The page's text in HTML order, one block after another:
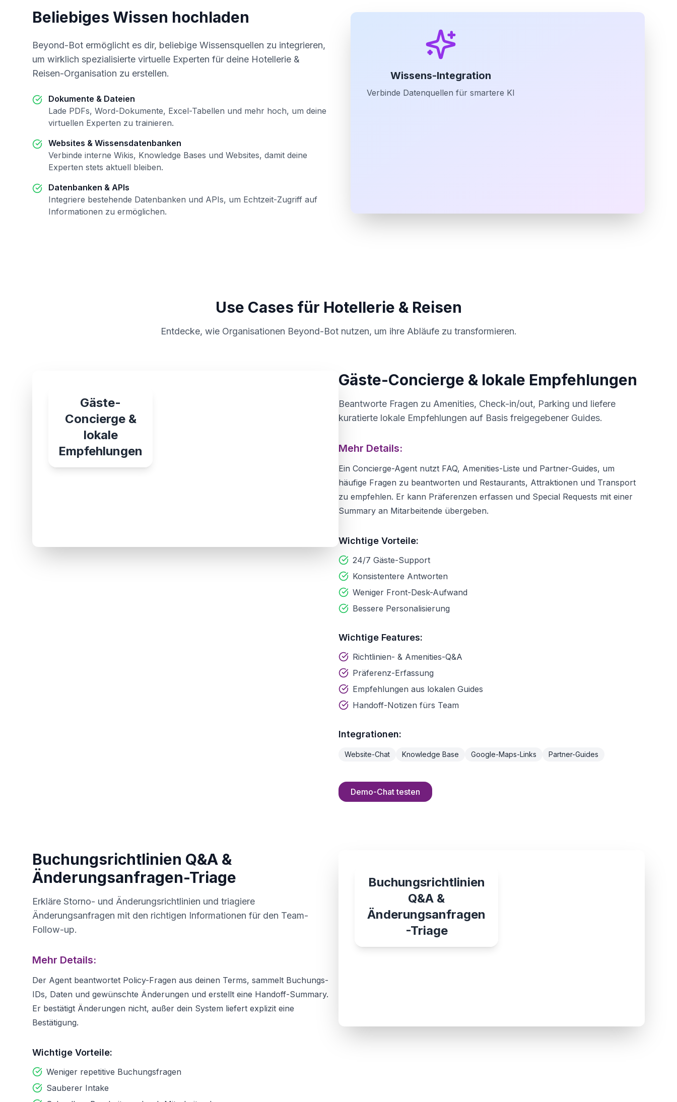
Beliebiges Wissen hochladen
Beyond-Bot ermöglicht es dir, beliebige Wissensquellen zu integrieren,
um wirklich spezialisierte virtuelle Experten für deine Hotellerie &
Reisen-Organisation zu erstellen.
Dokumente & Dateien
Lade PDFs, Word-Dokumente, Excel-Tabellen und mehr hoch, um deine
virtuellen Experten zu trainieren.
Websites & Wissensdatenbanken
Verbinde interne Wikis, Knowledge Bases und Websites, damit deine
Experten stets aktuell bleiben.
Datenbanken & APIs
Integriere bestehende Datenbanken und APIs, um Echtzeit-Zugriff auf
Informationen zu ermöglichen.
Wissens-Integration
Verbinde Datenquellen für smartere KI
Use Cases für Hotellerie & Reisen
Entdecke, wie Organisationen Beyond-Bot nutzen, um ihre Abläufe zu transformieren.
Gäste-
Concierge &
lokale
Empfehlungen
Gäste-Concierge & lokale Empfehlungen
Beantworte Fragen zu Amenities, Check-in/out, Parking und liefere
kuratierte lokale Empfehlungen auf Basis freigegebener Guides.
Mehr Details:
Ein Concierge-Agent nutzt FAQ, Amenities-Liste und Partner-Guides, um
häufige Fragen zu beantworten und Restaurants, Attraktionen und Transport
zu empfehlen. Er kann Präferenzen erfassen und Special Requests mit einer
Summary an Mitarbeitende übergeben.
Wichtige Vorteile:
24/7 Gäste-Support
Konsistentere Antworten
Weniger Front-Desk-Aufwand
Bessere Personalisierung
Wichtige Features:
Richtlinien- & Amenities-Q&A
Präferenz-Erfassung
Empfehlungen aus lokalen Guides
Handoff-Notizen fürs Team
Integrationen:
Website-Chat Knowledge Base Google-Maps-Links Partner-Guides
Demo-Chat testen
Buchungsrichtlinien
Q&A &
Änderungsanfragen
-Triage
Buchungsrichtlinien Q&A &
Änderungsanfragen-Triage
Erkläre Storno- und Änderungsrichtlinien und triagiere
Änderungsanfragen mit den richtigen Informationen für den Team-
Follow-up.
Mehr Details:
Der Agent beantwortet Policy-Fragen aus deinen Terms, sammelt Buchungs-
IDs, Daten und gewünschte Änderungen und erstellt eine Handoff-Summary.
Er bestätigt Änderungen nicht, außer dein System liefert explizit eine
Bestätigung.
Wichtige Vorteile:
Weniger repetitive Buchungsfragen
Sauberer Intake